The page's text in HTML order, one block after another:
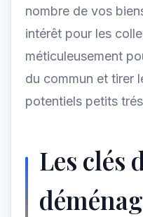
nombre de vos
intérêt pour les
méticuleusement
du commun et tirer
potentiels petits
Les clés